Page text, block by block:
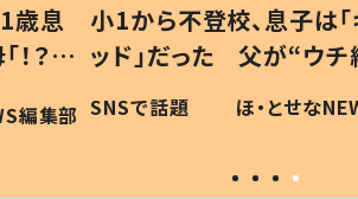
歳息
？」
編集部
小1から不登校、息子は
ッド」だった 父が“ウ
作り続ける理由とは #令
#令和の子
SNSで話題 ほ・とせな